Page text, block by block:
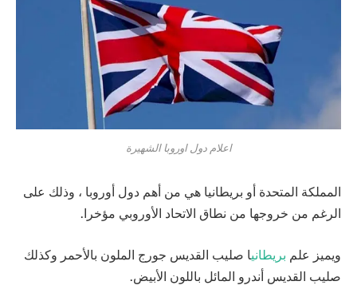
اعلام دول اوروبا الشهيرة
المملكة المتحدة أو بريطانيا هي من أهم دول أوروبا ، وذلك على
الرغم من خروجها من نطاق الاتحاد الأوروبي مؤخرا.
ويميز علم بريطانيا صليب القديس جورج الملون بالأحمر وكذلك
صليب القديس أندرو المائل باللون الأبيض.